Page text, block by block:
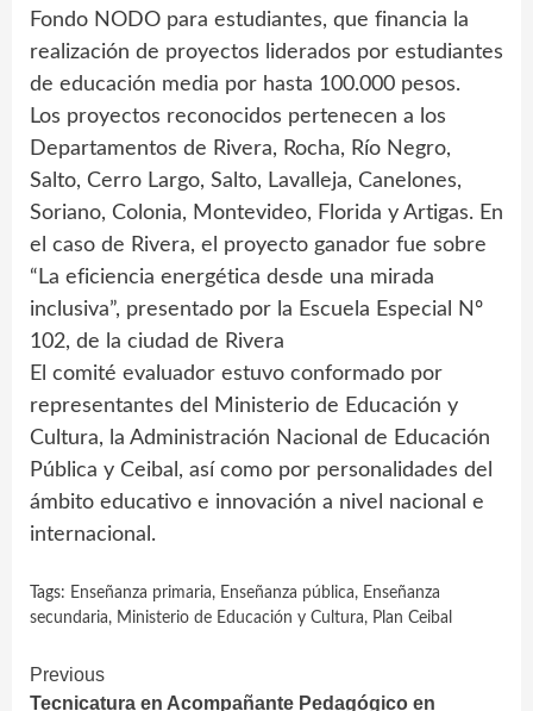
Fondo NODO para estudiantes, que financia la
realización de proyectos liderados por estudiantes
de educación media por hasta 100.000 pesos.
Los proyectos reconocidos pertenecen a los
Departamentos de Rivera, Rocha, Río Negro,
Salto, Cerro Largo, Salto, Lavalleja, Canelones,
Soriano, Colonia, Montevideo, Florida y Artigas. En
el caso de Rivera, el proyecto ganador fue sobre
“La eficiencia energética desde una mirada
inclusiva”, presentado por la Escuela Especial Nº
102, de la ciudad de Rivera
El comité evaluador estuvo conformado por
representantes del Ministerio de Educación y
Cultura, la Administración Nacional de Educación
Pública y Ceibal, así como por personalidades del
ámbito educativo e innovación a nivel nacional e
internacional.
Tags: Enseñanza primaria, Enseñanza pública, Enseñanza
secundaria, Ministerio de Educación y Cultura, Plan Ceibal
Continue
Previous
Tecnicatura en Acompañante Pedagógico en